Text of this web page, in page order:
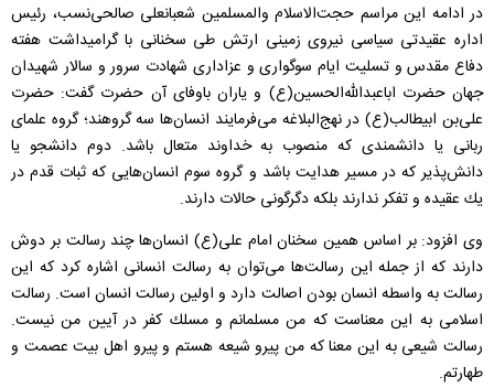
در ادامه این مراسم حجت‌الاسلام والمسلمین شعبانعلی صالحی‌نسب، رئیس
اداره عقیدتی سیاسی نیروی زمینی ارتش طی سخنانی با گرامیداشت هفته
دفاع مقدس و تسلیت ایام سوگواری و عزاداری شهادت سرور و سالار شهیدان
جهان حضرت اباعبدالله‌الحسین(ع) و یاران باوفای آن حضرت گفت: حضرت
علی‌بن ابیطالب(ع) در نهج‌البلاغه می‌فرمایند انسان‌ها سه گروهند؛ گروه علمای
ربانی یا دانشمندی كه منصوب به خداوند متعال باشد. دوم دانشجو یا
دانش‌پذیر كه در مسیر هدایت باشد و گروه سوم انسان‌هایی كه ثبات قدم در
یك عقیده و تفكر ندارند بلكه دگرگونی حالات دارند.
وی افزود: بر اساس همین سخنان امام علی(ع) انسان‌ها چند رسالت بر دوش
دارند كه از جمله این رسالت‌ها می‌توان به رسالت انسانی اشاره كرد كه این
رسالت به واسطه انسان بودن اصالت دارد و اولین رسالت انسان است. رسالت
اسلامی به این معناست كه من مسلمانم و مسلك كفر در آیین من نیست.
رسالت شیعی به این معنا كه من پیرو شیعه هستم و پیرو اهل بیت عصمت و
طهارتم.